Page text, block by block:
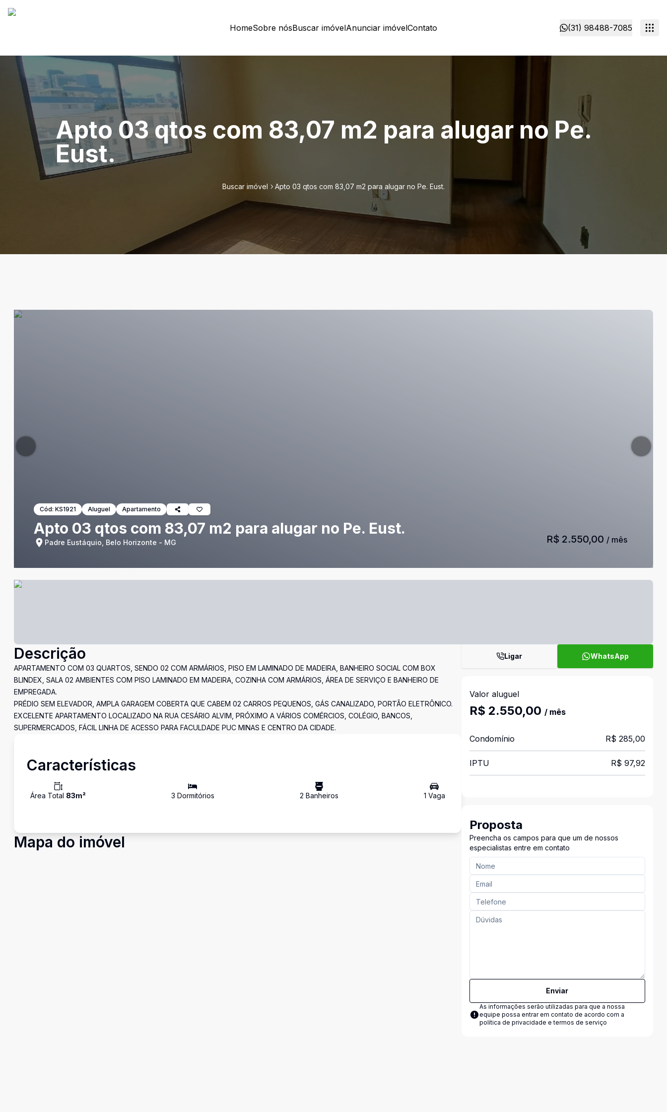
HomeSobre nósBuscar imóvelAnunciar imóvelContato (31) 98488-7085
Apto 03 qtos com 83,07 m2 para alugar no Pe.
Eust.
Buscar imóvel Apto 03 qtos com 83,07 m2 para alugar no Pe. Eust.
Cód: KS1921 Aluguel Apartamento
Apto 03 qtos com 83,07 m2 para alugar no Pe. Eust.
Padre Eustáquio, Belo Horizonte - MG R$ 2.550,00 / mês
Descrição
APARTAMENTO COM 03 QUARTOS, SENDO 02 COM ARMÁRIOS, PISO EM LAMINADO DE MADEIRA, BANHEIRO SOCIAL COM BOX
BLINDEX, SALA 02 AMBIENTES COM PISO LAMINADO EM MADEIRA, COZINHA COM ARMÁRIOS, ÁREA DE SERVIÇO E BANHEIRO DE
EMPREGADA.
PRÉDIO SEM ELEVADOR, AMPLA GARAGEM COBERTA QUE CABEM 02 CARROS PEQUENOS, GÁS CANALIZADO, PORTÃO ELETRÔNICO.
EXCELENTE APARTAMENTO LOCALIZADO NA RUA CESÁRIO ALVIM, PRÓXIMO A VÁRIOS COMÉRCIOS, COLÉGIO, BANCOS,
SUPERMERCADOS, FÁCIL LINHA DE ACESSO PARA FACULDADE PUC MINAS E CENTRO DA CIDADE.
Características
Área Total 83m² 3 Dormitórios 2 Banheiros 1 Vaga
Mapa do imóvel
Ligar WhatsApp
Valor aluguel
R$ 2.550,00 / mês
Condomínio R$ 285,00
IPTU R$ 97,92
Proposta
Preencha os campos para que um de nossos
especialistas entre em contato
Enviar
As informações serão utilizadas para que a nossa
equipe possa entrar em contato de acordo com a
política de privacidade e termos de serviço